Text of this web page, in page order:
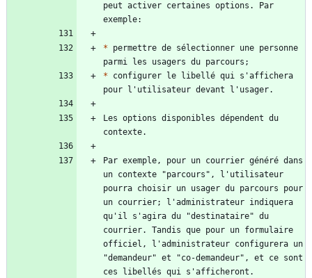
peut activer certaines options. Par
* permettre de sélectionner une personne
* configurer le libellé qui s'affichera
Les options disponibles dépendent du
Par exemple, pour un courrier généré dans
un contexte "parcours", l'utilisateur
pourra choisir un usager du parcours pour
un courrier; l'administrateur indiquera
qu'il s'agira du "destinataire" du
courrier. Tandis que pour un formulaire
officiel, l'administrateur configurera un
"demandeur" et "co-demandeur", et ce sont